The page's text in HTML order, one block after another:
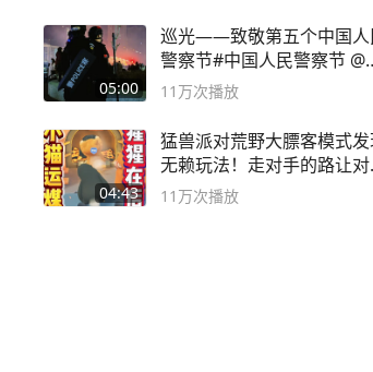
05:00
巡光——致敬第五个中国人
警察节#中国人民警察节 @
音小助手
11万次播放
04:43
猛兽派对荒野大膘客模式
无赖玩法！走对手的路让对
无路可走
11万次播放